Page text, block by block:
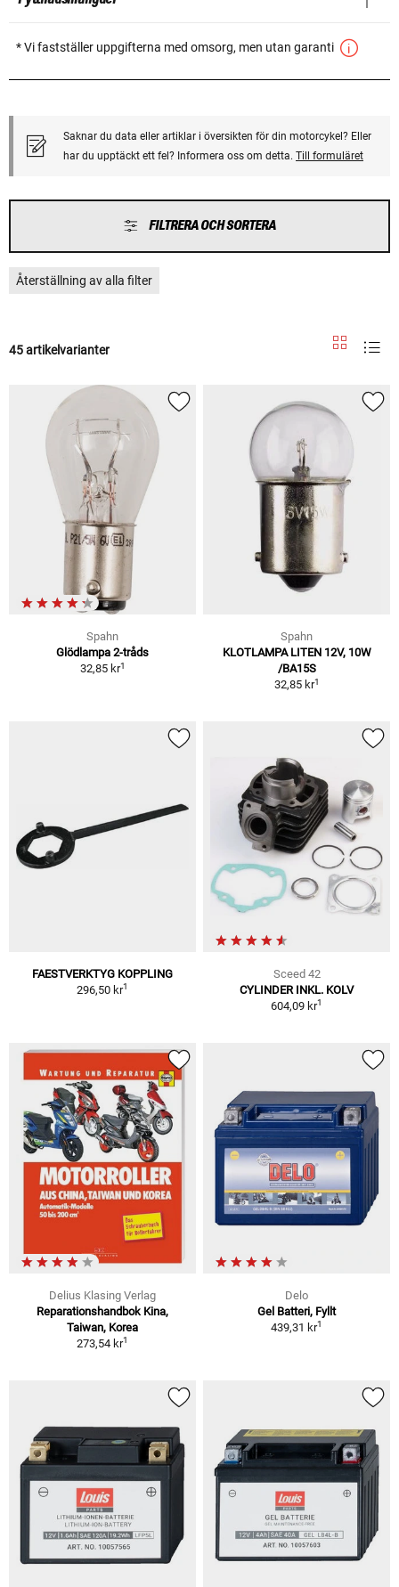
* Vi fastställer uppgifterna med omsorg, men utan garanti
Saknar du data eller artiklar i översikten för din motorcykel? Eller
har du upptäckt ett fel? Informera oss om detta. Till formuläret
FILTRERA OCH SORTERA
Återställning av alla filter
45 artikelvarianter
Spahn
Glödlampa 2-tråds
32,85 kr1
Spahn
KLOTLAMPA LITEN 12V, 10W
/BA15S
32,85 kr1
FAESTVERKTYG KOPPLING
296,50 kr1
Sceed 42
CYLINDER INKL. KOLV
604,09 kr1
Delius Klasing Verlag
Reparationshandbok Kina,
Taiwan, Korea
273,54 kr1
Delo
Gel Batteri, Fyllt
439,31 kr1